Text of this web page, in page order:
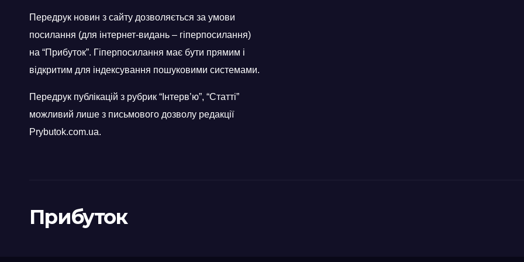
Передрук новин з сайту дозволяється за умови
посилання (для інтернет-видань – гіперпосилання)
на “Прибуток”. Гіперпосилання має бути прямим і
відкритим для індексування пошуковими системами.
Передрук публікацій з рубрик “Інтерв’ю”, “Статті”
можливий лише з письмового дозволу редакції
Prybutok.com.ua.
Прибуток